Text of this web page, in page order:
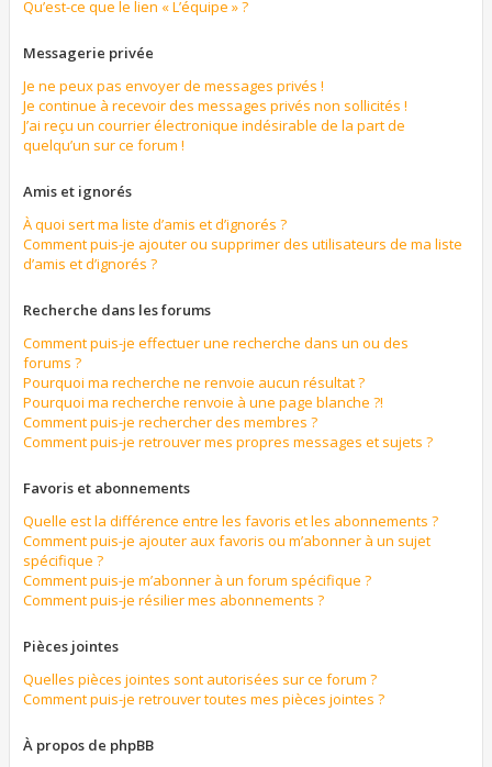
Qu’est-ce que le lien « L’équipe » ?
Messagerie privée
Je ne peux pas envoyer de messages privés !
Je continue à recevoir des messages privés non sollicités !
J’ai reçu un courrier électronique indésirable de la part de
quelqu’un sur ce forum !
Amis et ignorés
À quoi sert ma liste d’amis et d’ignorés ?
Comment puis-je ajouter ou supprimer des utilisateurs de ma liste
d’amis et d’ignorés ?
Recherche dans les forums
Comment puis-je effectuer une recherche dans un ou des
forums ?
Pourquoi ma recherche ne renvoie aucun résultat ?
Pourquoi ma recherche renvoie à une page blanche ?!
Comment puis-je rechercher des membres ?
Comment puis-je retrouver mes propres messages et sujets ?
Favoris et abonnements
Quelle est la différence entre les favoris et les abonnements ?
Comment puis-je ajouter aux favoris ou m’abonner à un sujet
spécifique ?
Comment puis-je m’abonner à un forum spécifique ?
Comment puis-je résilier mes abonnements ?
Pièces jointes
Quelles pièces jointes sont autorisées sur ce forum ?
Comment puis-je retrouver toutes mes pièces jointes ?
À propos de phpBB